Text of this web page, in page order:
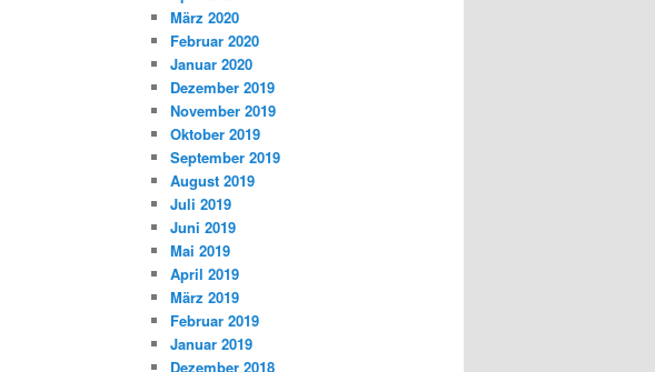
März 2020
Februar 2020
Januar 2020
Dezember 2019
November 2019
Oktober 2019
September 2019
August 2019
Juli 2019
Juni 2019
Mai 2019
April 2019
März 2019
Februar 2019
Januar 2019
Dezember 2018